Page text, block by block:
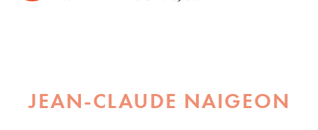
JEAN-CLAUDE NAIGEON